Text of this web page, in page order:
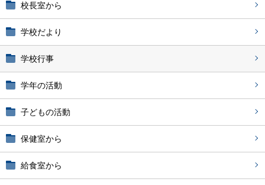
校長室から
学校だより
学校行事
学年の活動
子どもの活動
保健室から
給食室から